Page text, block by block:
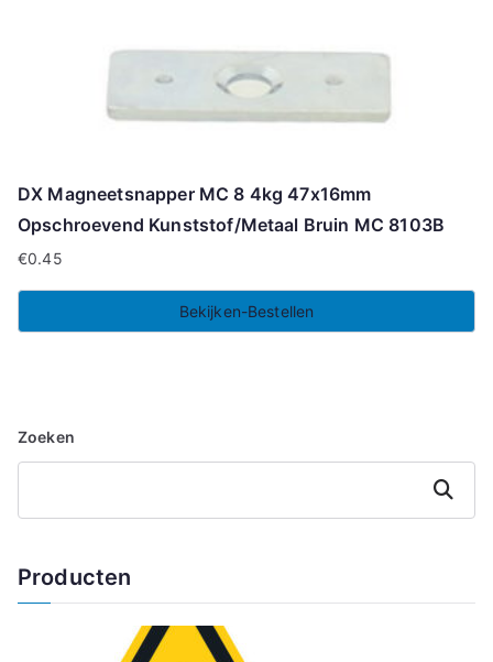
DX Magneetsnapper MC 8 4kg 47x16mm
Opschroevend Kunststof/Metaal Bruin MC 8103B
€0.45
Bekijken-Bestellen
Zoeken
Zoeken
Producten